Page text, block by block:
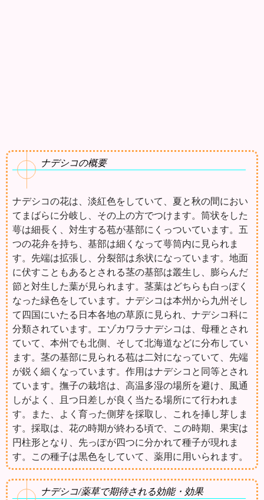
ナデシコの概要
ナデシコの花は、淡紅色をしていて、夏と秋の間におい
てまばらに分岐し、その上の方でつけます。筒状をした
萼は細長く、対生する苞が基部にくっついています。五
つの花弁を持ち、基部は細くなって萼筒内に見られま
す。先端は拡張し、分裂部は糸状になっています。地面
に伏すこともあるとされる茎の基部は叢生し、膨らんだ
節と対生した葉が見られます。茎葉はどちらも白っぽく
なった緑色をしています。ナデシコは本州から九州そし
て四国にいたる日本各地の草原に見られ、ナデシコ科に
分類されています。エゾカワラナデシコは、母種とされ
ていて、本州でも北側、そして北海道などに分布してい
ます。茎の基部に見られる苞は二対になっていて、先端
が鋭く細くなっています。作用はナデシコと同等とされ
ています。撫子の栽培は、高温多湿の場所を避け、風通
しがよく、且つ日差しが良く当たる場所にて行われま
す。また、よく育った側芽を採取し、これを挿し芽しま
す。採取は、花の時期が終わる頃で、この時期、果実は
円柱形となり、先っぽが四つに分かれて種子が現れま
す。この種子は黒色をしていて、薬用に用いられます。
ナデシコ/薬草で期待される効能・効果